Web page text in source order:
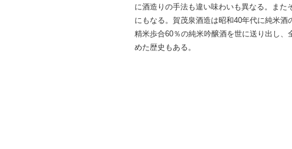
に酒造りの手法も違い味わいも異なる。また
にもなる。賀茂泉酒造は昭和40年代に純米酒
精米歩合60％の純米吟醸酒を世に送り出し、
めた歴史もある。